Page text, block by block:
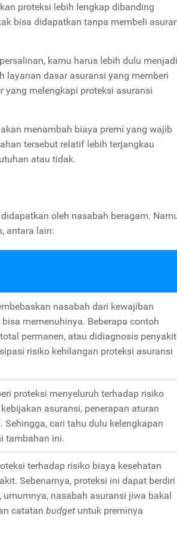
proteksi lebih lengkap dibanding
bisa didapatkan tanpa membeli
kamu harus lebih dulu menjadi
layanan dasar asuransi yang memberi
yang melengkapi proteksi asuransi
menambah biaya premi yang wajib
tersebut relatif lebih terjangkau
atau tidak.
oleh nasabah beragam.
antara lain:
nasabah dari kewajiban
memenuhinya. Beberapa contoh
permanen, atau didiagnosis penyakit
risiko kehilangan proteksi asuransi
proteksi menyeluruh terhadap risiko
asuransi, penerapan aturan
cari tahu dulu kelengkapan
tambahan ini.
terhadap risiko biaya kesehatan
Sebenarnya, proteksi ini dapat berdiri
nasabah asuransi jiwa bakal
catatan budget untuk preminya